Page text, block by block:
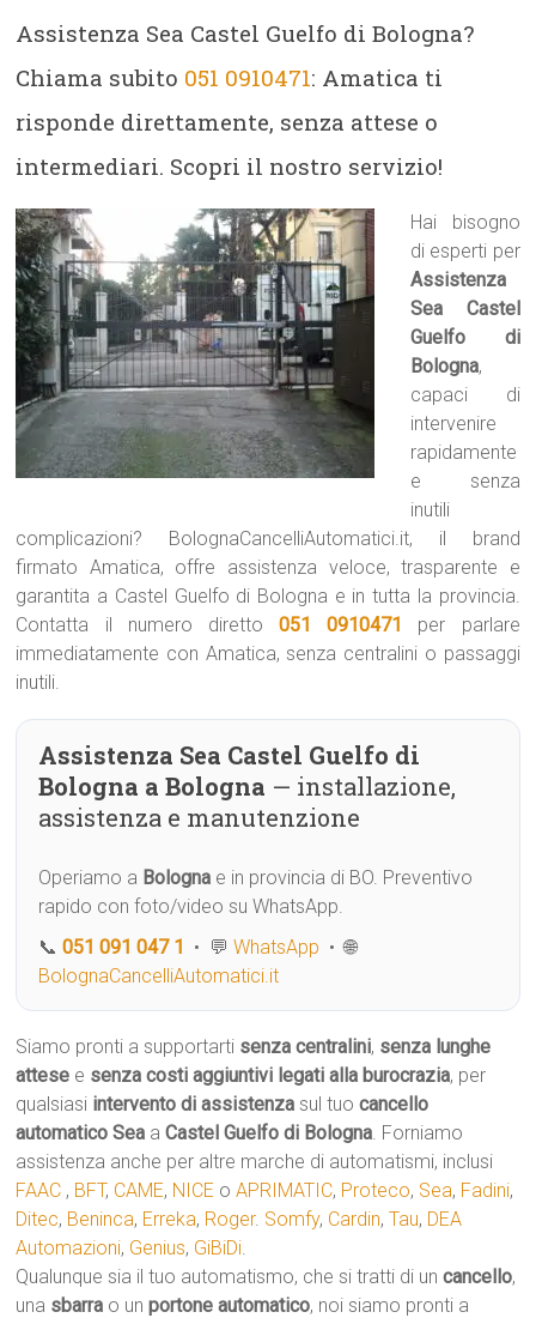
Assistenza Sea Castel Guelfo di Bologna?
Chiama subito 051 0910471: Amatica ti
risponde direttamente, senza attese o
intermediari. Scopri il nostro servizio!
Hai bisogno
di esperti per
Assistenza
Sea Castel
Guelfo di
Bologna,
capaci di
intervenire
rapidamente
e senza
inutili
complicazioni? BolognaCancelliAutomatici.it, il brand
firmato Amatica, offre assistenza veloce, trasparente e
garantita a Castel Guelfo di Bologna e in tutta la provincia.
Contatta il numero diretto051 0910471
per parlare
immediatamente con Amatica, senza centralini o passaggi
inutili.
Assistenza Sea Castel Guelfo di
Bologna a Bologna — installazione,
assistenza e manutenzione
Operiamo a Bologna e in provincia di BO. Preventivo
rapido con foto/video su WhatsApp.
📞051 091 047 1 • 💬WhatsApp • 🌐
BolognaCancelliAutomatici.it
Siamo pronti a supportarti senza centralini, senza lunghe
attese e senza costi aggiuntivi legati alla burocrazia, per
qualsiasi intervento di assistenza sul tuocancello
automatico Sea aCastel Guelfo di Bologna. Forniamo
assistenza anche per altre marche di automatismi, inclusi
FAAC , BFT, CAME, NICE oAPRIMATIC, Proteco, Sea, Fadini,
Ditec, Beninca, Erreka, Roger. Somfy, Cardin,Tau, DEA
Automazioni, Genius, GiBiDi.
Qualunque sia il tuo automatismo, che si tratti di uncancello,
una sbarra o unportone automatico, noi siamo pronti a